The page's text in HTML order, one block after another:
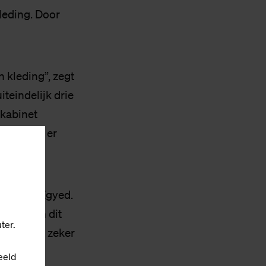
Door
kleding”, zegt
drie
er
zegt Egyed.
vinden dit
en kan zeker